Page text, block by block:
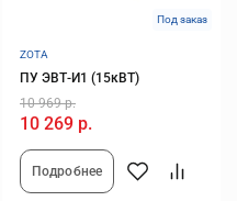
Под заказ
ZOTA
ПУ ЭВТ-И1 (15кВТ)
10 969 р.
10 269 р.
Подробнее